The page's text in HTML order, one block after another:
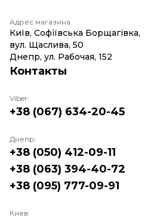
Адрес магазина
Київ, Софіївська Борщагівка,
вул. Щаслива, 50
Днепр, ул. Рабочая, 152
Контакты
Viber:
+38 (067) 634-20-45
Днепр:
+38 (050) 412-09-11
+38 (063) 394-40-72
+38 (095) 777-09-91
Киев: